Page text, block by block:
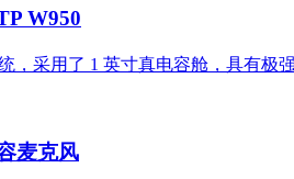
W950
采用了 1 英寸真电容舱，具有极
麦克风